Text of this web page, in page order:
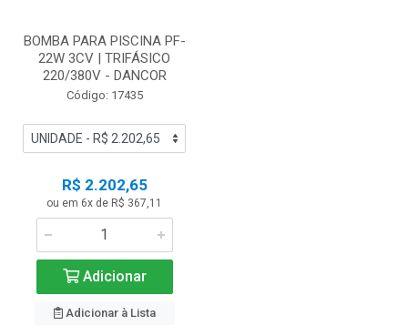
BOMBA PARA PISCINA PF-
22W 3CV | TRIFÁSICO
220/380V - DANCOR
Código: 17435
R$ 2.202,65
ou em 6x de R$ 367,11
Adicionar
Adicionar à Lista